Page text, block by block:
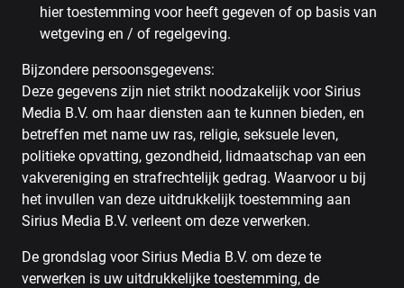
hier toestemming voor heeft gegeven of op basis van
wetgeving en / of regelgeving.
Bijzondere persoonsgegevens:
Deze gegevens zijn niet strikt noodzakelijk voor Sirius
Media B.V. om haar diensten aan te kunnen bieden, en
betreffen met name uw ras, religie, seksuele leven,
politieke opvatting, gezondheid, lidmaatschap van een
vakvereniging en strafrechtelijk gedrag. Waarvoor u bij
het invullen van deze uitdrukkelijk toestemming aan
Sirius Media B.V. verleent om deze verwerken.
De grondslag voor Sirius Media B.V. om deze te
verwerken is uw uitdrukkelijke toestemming, de